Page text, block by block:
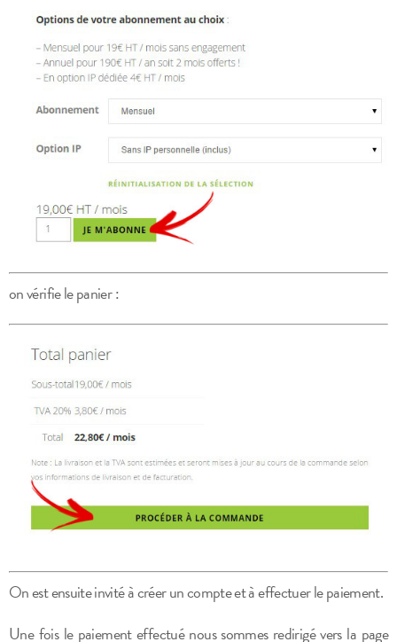
on vérifie le panier :
On est ensuite invité à créer un compte et à effectuer le paiement.
Une fois le paiement effectué nous sommes redirigé vers la page